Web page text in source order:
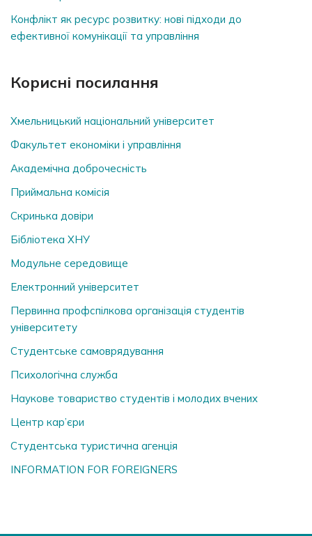
Конфлікт як ресурс розвитку: нові підходи до
ефективної комунікації та управління
Корисні посилання
Хмельницький національний університет
Факультет економіки і управління
Академічна доброчесність
Приймальна комісія
Скринька довiри
Бібліотека ХНУ
Модульне середовище
Електронний університет
Первинна профспілкова організація студентів
університету
Студентське самоврядування
Психологічна служба
Наукове товариство студентів і молодих вчених
Центр кар’єри
Студентська туристична агенція
INFORMATION FOR FOREIGNERS